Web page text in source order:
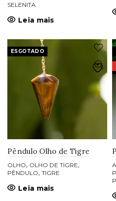
SELENITA
Leia mais
ESGOTADO
Pêndulo Olho de Tigre
OLHO, OLHO DE TIGRE,
PÊNDULO, TIGRE
Leia mais